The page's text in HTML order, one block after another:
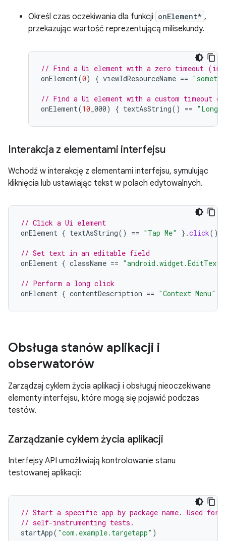
Określ czas oczekiwania dla funkcji onElement* ,
przekazując wartość reprezentującą milisekundy.
// Find a Ui element with a zero timeout
onElement(0) { viewIdResourceName ==
// Find a Ui element with a custom timeout of
onElement(10 _000) { textAsString() == "Long
Interakcja z elementami interfejsu
Wchodź w interakcję z elementami interfejsu, symulując
kliknięcia lub ustawiając tekst w polach edytowalnych.
// Click a Ui element
onElement { textAsString() == "Tap Me" }.click()
// Set text in an editable field
onElement { className == "android.widget.EditText"
// Perform a long click
onElement { contentDescription == "Context Menu"
Obsługa stanów aplikacji i
obserwatorów
Zarządzaj cyklem życia aplikacji i obsługuj nieoczekiwane
elementy interfejsu, które mogą się pojawić podczas
testów.
Zarządzanie cyklem życia aplikacji
Interfejsy API umożliwiają kontrolowanie stanu
testowanej aplikacji:
// Start a specific app by package name. Used for
// self-instrumenting tests.
startApp( "com.example.targetapp" )